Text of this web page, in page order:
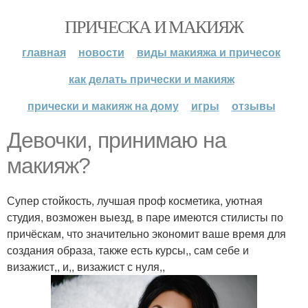
ПРИЧЕСКА И МАКИЯЖ
главная новости
виды макияжа и причесок
как делать прически и макияж
прически и макияж на дому
игры отзывы
Девочки, принимаю на
макияж?
Супер стойкость, лучшая проф косметика, уютная
студия, возможен выезд, в паре имеются стилисты по
причёскам, что значительно экономит ваше время для
создания образа, также есть курсы,, сам себе и
визажист,, и,, визажист с нуля,,